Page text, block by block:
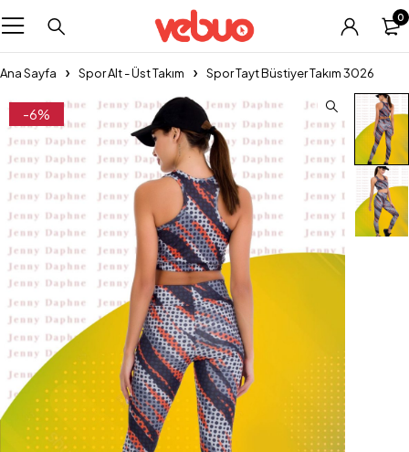
0
Ana Sayfa Spor Alt - Üst Takım Spor Tayt Büstiyer Takım 3026
-6%